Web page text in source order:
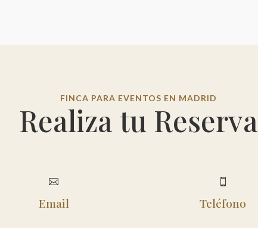
FINCA PARA EVENTOS EN MADRID
Realiza tu Reserva

Email

Teléfono